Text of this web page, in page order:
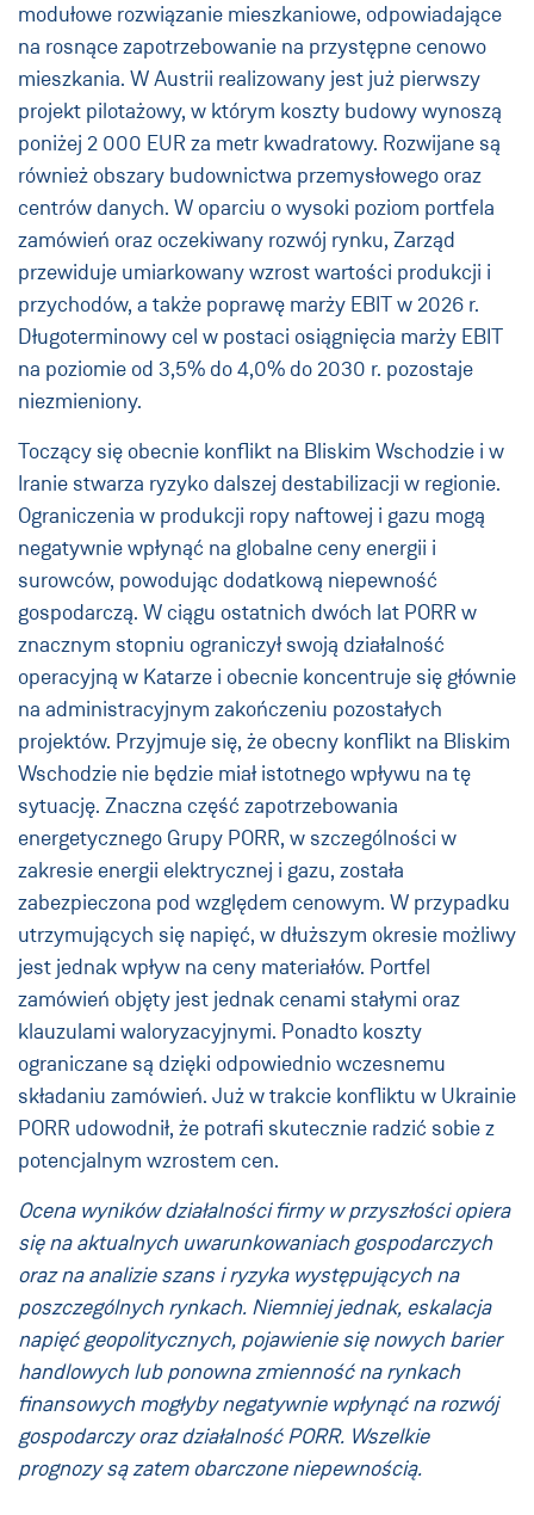
modułowe rozwiązanie mieszkaniowe, odpowiadające
na rosnące zapotrzebowanie na przystępne cenowo
mieszkania. W Austrii realizowany jest już pierwszy
projekt pilotażowy, w którym koszty budowy wynoszą
poniżej 2 000 EUR za metr kwadratowy. Rozwijane są
również obszary budownictwa przemysłowego oraz
centrów danych. W oparciu o wysoki poziom portfela
zamówień oraz oczekiwany rozwój rynku, Zarząd
przewiduje umiarkowany wzrost wartości produkcji i
przychodów, a także poprawę marży EBIT w 2026 r.
Długoterminowy cel w postaci osiągnięcia marży EBIT
na poziomie od 3,5% do 4,0% do 2030 r. pozostaje
niezmieniony.
Toczący się obecnie konflikt na Bliskim Wschodzie i w
Iranie stwarza ryzyko dalszej destabilizacji w regionie.
Ograniczenia w produkcji ropy naftowej i gazu mogą
negatywnie wpłynąć na globalne ceny energii i
surowców, powodując dodatkową niepewność
gospodarczą. W ciągu ostatnich dwóch lat PORR w
znacznym stopniu ograniczył swoją działalność
operacyjną w Katarze i obecnie koncentruje się głównie
na administracyjnym zakończeniu pozostałych
projektów. Przyjmuje się, że obecny konflikt na Bliskim
Wschodzie nie będzie miał istotnego wpływu na tę
sytuację. Znaczna część zapotrzebowania
energetycznego Grupy PORR, w szczególności w
zakresie energii elektrycznej i gazu, została
zabezpieczona pod względem cenowym. W przypadku
utrzymujących się napięć, w dłuższym okresie możliwy
jest jednak wpływ na ceny materiałów. Portfel
zamówień objęty jest jednak cenami stałymi oraz
klauzulami waloryzacyjnymi. Ponadto koszty
ograniczane są dzięki odpowiednio wczesnemu
składaniu zamówień. Już w trakcie konfliktu w Ukrainie
PORR udowodnił, że potrafi skutecznie radzić sobie z
potencjalnym wzrostem cen.
Ocena wyników działalności firmy w przyszłości opiera
się na aktualnych uwarunkowaniach gospodarczych
oraz na analizie szans i ryzyka występujących na
poszczególnych rynkach. Niemniej jednak, eskalacja
napięć geopolitycznych, pojawienie się nowych barier
handlowych lub ponowna zmienność na rynkach
finansowych mogłyby negatywnie wpłynąć na rozwój
gospodarczy oraz działalność PORR. Wszelkie
prognozy są zatem obarczone niepewnością.